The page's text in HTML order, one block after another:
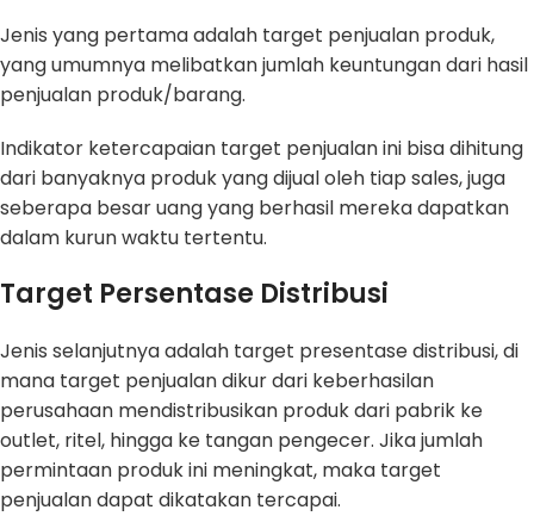
Jenis yang pertama adalah target penjualan produk,
yang umumnya melibatkan jumlah keuntungan dari hasil
penjualan produk/barang.
Indikator ketercapaian target penjualan ini bisa dihitung
dari banyaknya produk yang dijual oleh tiap sales, juga
seberapa besar uang yang berhasil mereka dapatkan
dalam kurun waktu tertentu.
Target Persentase Distribusi
Jenis selanjutnya adalah target presentase distribusi, di
mana target penjualan dikur dari keberhasilan
perusahaan mendistribusikan produk dari pabrik ke
outlet, ritel, hingga ke tangan pengecer. Jika jumlah
permintaan produk ini meningkat, maka target
penjualan dapat dikatakan tercapai.